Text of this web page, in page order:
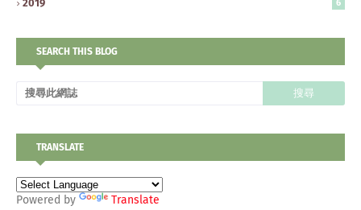
2019 6
SEARCH THIS BLOG
TRANSLATE
Powered by Translate